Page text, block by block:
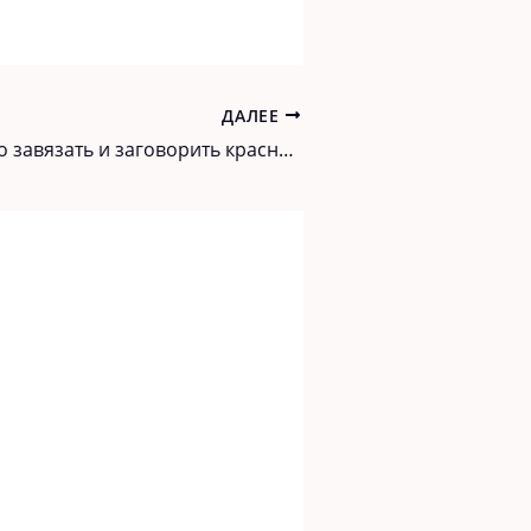
ДАЛЕЕ
Как правильно завязать и заговорить красную нить, чтобы защищала от сглаза, порчи и зависти